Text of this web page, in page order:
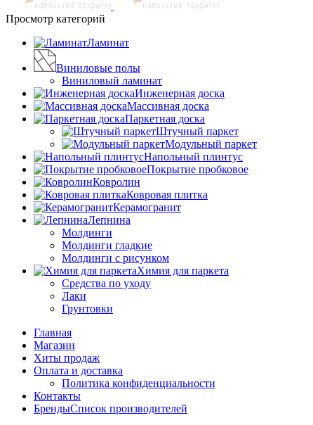
Просмотр категорий
Ламинат
Виниловые полы
Виниловый ламинат
Инженерная доска
Массивная доска
Паркетная доска
Штучный паркет
Модульный паркет
Напольный плинтус
Покрытие пробковое
Ковролин
Ковровая плитка
Керамогранит
Лепнина
Молдинги
Молдинги гладкие
Молдинги с рисунком
Химия для паркета
Средства по уходу
Лаки
Грунтовки
Главная
Магазин
Хиты продаж
Оплата и доставка
Политика конфиденциальности
Контакты
БрендыСписок производителей